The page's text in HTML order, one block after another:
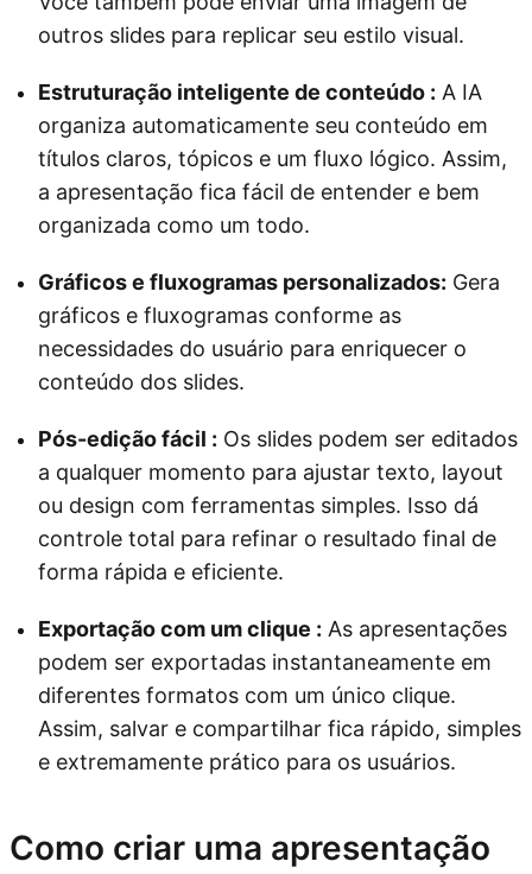
outros slides para replicar seu estilo visual.
Estruturação inteligente de conteúdo : A IA
organiza automaticamente seu conteúdo em
títulos claros, tópicos e um fluxo lógico. Assim,
a apresentação fica fácil de entender e bem
organizada como um todo.
Gráficos e fluxogramas personalizados: Gera
gráficos e fluxogramas conforme as
necessidades do usuário para enriquecer o
conteúdo dos slides.
Pós-edição fácil : Os slides podem ser editados
a qualquer momento para ajustar texto, layout
ou design com ferramentas simples. Isso dá
controle total para refinar o resultado final de
forma rápida e eficiente.
Exportação com um clique : As apresentações
podem ser exportadas instantaneamente em
diferentes formatos com um único clique.
Assim, salvar e compartilhar fica rápido, simples
e extremamente prático para os usuários.
Como criar uma apresentação